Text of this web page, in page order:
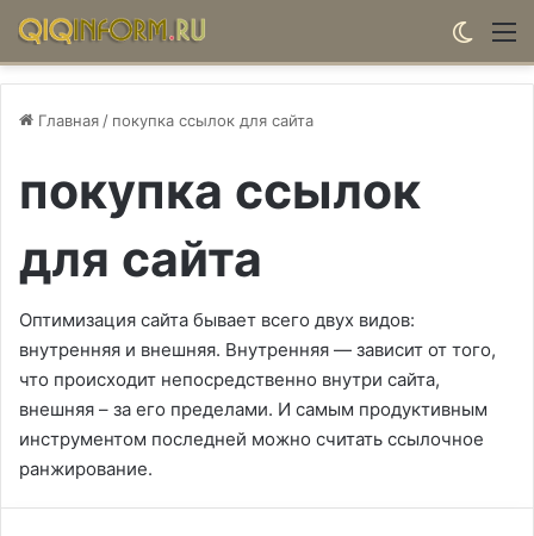
Главная / покупка ссылок для сайта
покупка ссылок
для сайта
Оптимизация сайта бывает всего двух видов:
внутренняя и внешняя. Внутренняя — зависит от того,
что происходит непосредственно внутри сайта,
внешняя – за его пределами. И самым продуктивным
инструментом последней можно считать ссылочное
ранжирование.